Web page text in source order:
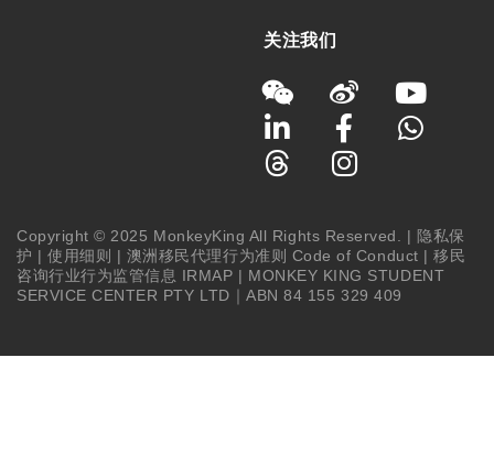
关注我们
Copyright © 2025 MonkeyKing All Rights Reserved. | 隐私保
护 |使用细则 | 澳洲移民代理行为准则 Code of Conduct |移民
咨询行业行为监管信息 IRMAP | MONKEY KING STUDENT
SERVICE CENTER PTY LTD｜ABN 84 155 329 409